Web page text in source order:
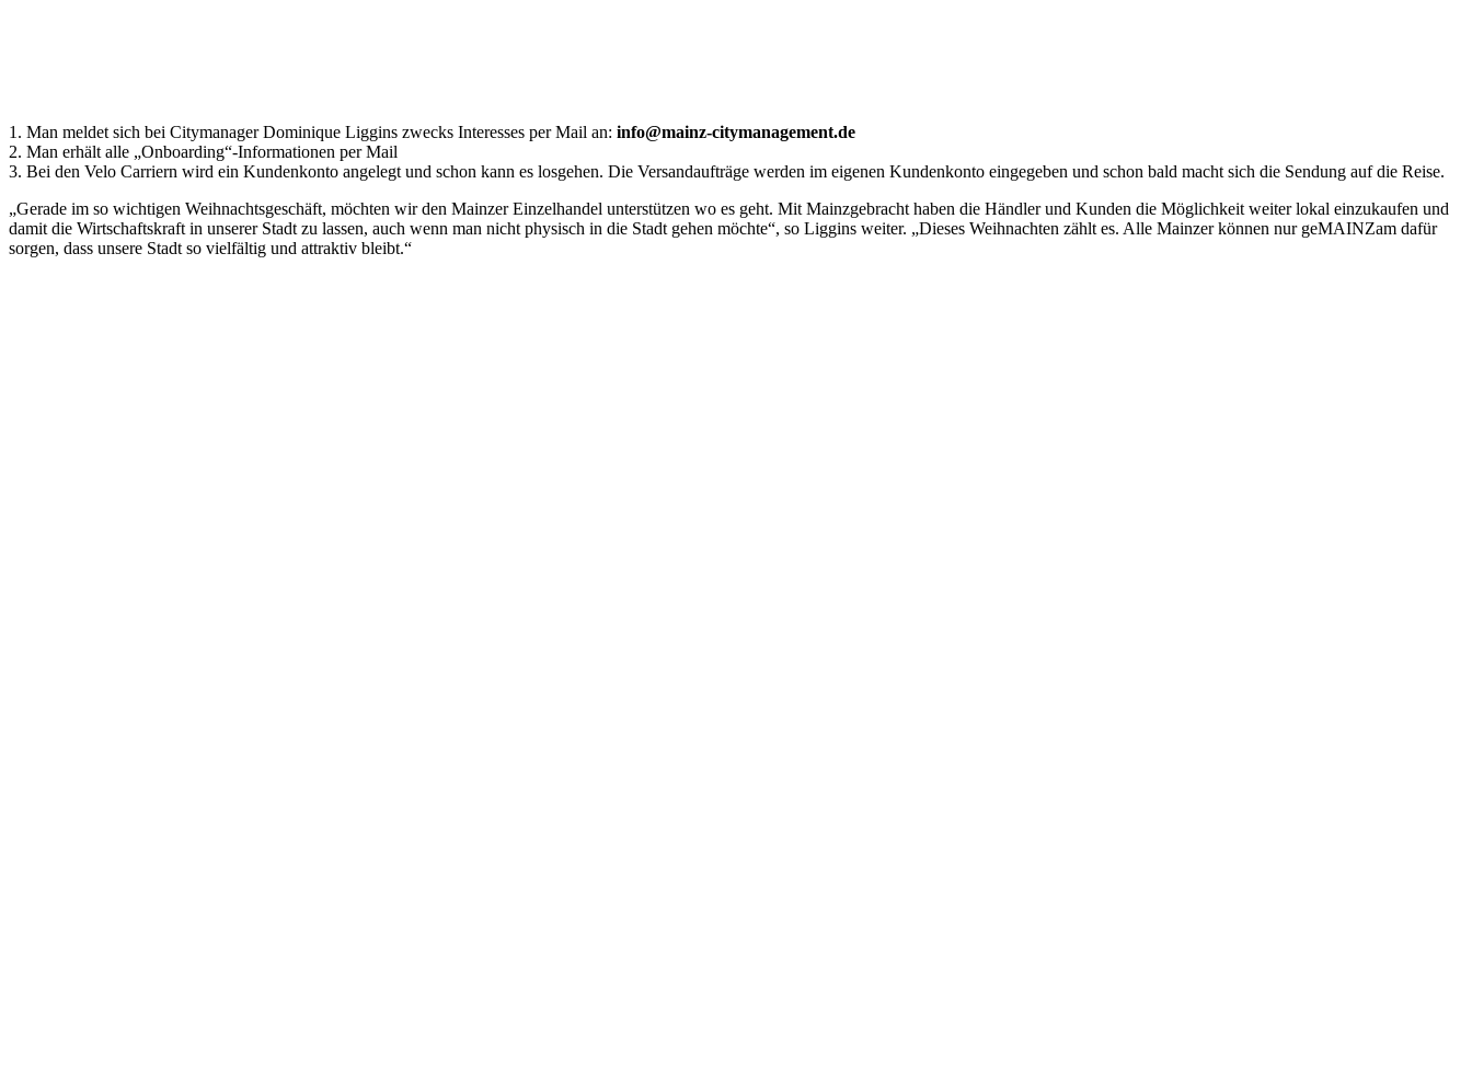
1. Man meldet sich bei Citymanager Dominique Liggins zwecks Interesses per Mail an: info@mainz-citymanagement.de
2. Man erhält alle „Onboarding“-Informationen per Mail
3. Bei den Velo Carriern wird ein Kundenkonto angelegt und schon kann es losgehen. Die Versandaufträge werden im eigenen Kundenkonto eingegeben und schon bald macht sich die Sendung auf die Reise.
„Gerade im so wichtigen Weihnachtsgeschäft, möchten wir den Mainzer Einzelhandel unterstützen wo es geht. Mit Mainzgebracht haben die Händler und Kunden die Möglichkeit weiter lokal einzukaufen und
damit die Wirtschaftskraft in unserer Stadt zu lassen, auch wenn man nicht physisch in die Stadt gehen möchte“, so Liggins weiter. „Dieses Weihnachten zählt es. Alle Mainzer können nur geMAINZam dafür
sorgen, dass unsere Stadt so vielfältig und attraktiv bleibt.“